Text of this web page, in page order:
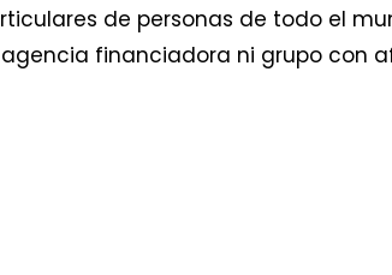
de personas de todo el
financiadora ni grupo con